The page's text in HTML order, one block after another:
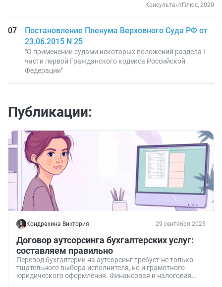
КонсультантПлюс, 2020
Постановление Пленума Верховного Суда РФ от
23.06.2015 N 25
"О применении судами некоторых положений раздела I
части первой Гражданского кодекса Российской
Федерации"
Публикации:
Кондрахина Виктория 29 сентября 2025
Договор аутсорсинга бухгалтерских услуг:
составляем правильно
Перевод бухгалтерии на аутсорсинг требует не только
тщательного выбора исполнителя, но и грамотного
юридического оформления. Финансовая и налоговая